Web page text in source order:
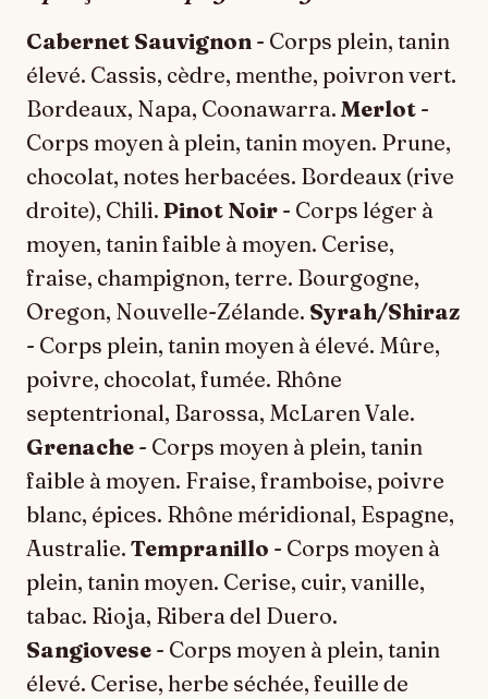
Cabernet Sauvignon - Corps plein, tanin
élevé. Cassis, cèdre, menthe, poivron vert.
Bordeaux, Napa, Coonawarra. Merlot -
Corps moyen à plein, tanin moyen. Prune,
chocolat, notes herbacées. Bordeaux (rive
droite), Chili. Pinot Noir - Corps léger à
moyen, tanin faible à moyen. Cerise,
fraise, champignon, terre. Bourgogne,
Oregon, Nouvelle-Zélande. Syrah/Shiraz
- Corps plein, tanin moyen à élevé. Mûre,
poivre, chocolat, fumée. Rhône
septentrional, Barossa, McLaren Vale.
Grenache - Corps moyen à plein, tanin
faible à moyen. Fraise, framboise, poivre
blanc, épices. Rhône méridional, Espagne,
Australie. Tempranillo - Corps moyen à
plein, tanin moyen. Cerise, cuir, vanille,
tabac. Rioja, Ribera del Duero.
Sangiovese - Corps moyen à plein, tanin
élevé. Cerise, herbe séchée, feuille de